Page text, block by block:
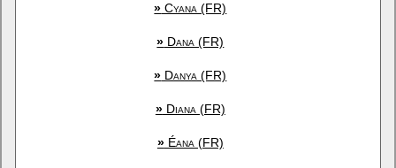
» Cyana (FR)
» Dana (FR)
» Danya (FR)
»Diana (FR)
»Éana (FR)